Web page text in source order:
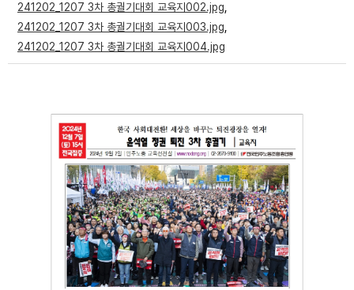
241202_1207 3차 총궐기대회 교육지002.jpg
241202_1207 3차 총궐기대회 교육지003.jpg
241202_1207 3차 총궐기대회 교육지004.jpg
미디어자료
카드뉴스